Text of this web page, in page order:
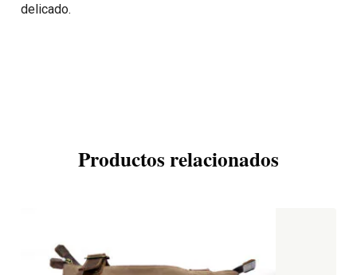
delicado.
Productos relacionados